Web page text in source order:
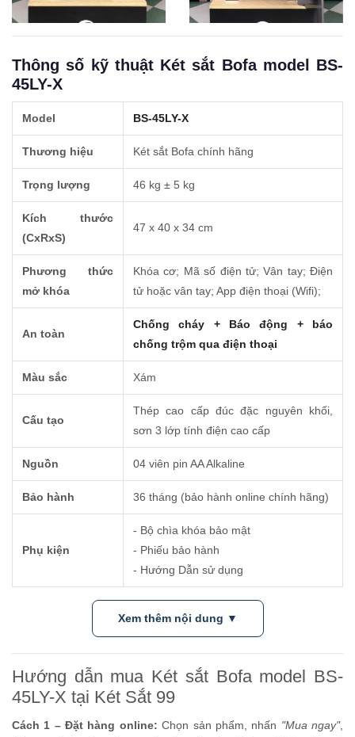
Thông số kỹ thuật Két sắt Bofa model BS-
45LY-X
Model BS-45LY-X
Thương hiệu Két sắt Bofa chính hãng
Trọng lượng 46 kg ± 5 kg
Kích thước
(CxRxS)
47 x 40 x 34 cm
Phương thức
mở khóa
Khóa cơ; Mã số điện tử; Vân tay; Điện
tử hoặc vân tay; App điện thoại (Wifi);
An toàn
Chống cháy + Báo động + báo
chống trộm qua điện thoại
Màu sắc Xám
Cấu tạo
Thép cao cấp đúc đặc nguyên khối,
sơn 3 lớp tính điện cao cấp
Nguồn 04 viên pin AA Alkaline
Bảo hành 36 tháng (bảo hành online chính hãng)
Phụ kiện
- Bộ chìa khóa bảo mật
- Phiếu bảo hành
- Hướng Dẫn sử dụng
Xem thêm nội dung ▼
Hướng dẫn mua Két sắt Bofa model BS-
45LY-X tại Két Sắt 99
Cách 1 – Đặt hàng online: Chọn sản phẩm, nhấn "Mua ngay",